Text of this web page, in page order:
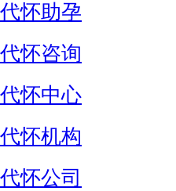
怀助孕
怀咨询
怀中心
怀机构
怀公司